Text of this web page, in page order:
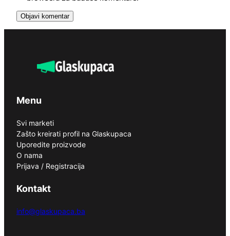
Menu
Svi marketi
Zašto kreirati profil na Glaskupaca
Uporedite proizvode
O nama
Prijava / Registracija
Kontakt
info@glaskupaca.ba